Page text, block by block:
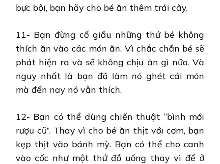
bực bội, bạn hãy cho bé ăn thêm trái cây.
11- Bạn đừng cố giấu những thứ bé không
thích ăn vào các món ăn. Vì chắc chắn bé sẽ
phát hiện ra và sẽ không chịu ăn gì nữa. Và
nguy nhất là bạn đã làm nó ghét cái món
mà đến nay nó vẫn thích.
12- Bạn có thể dùng chiến thuật “bình mới
rượu cũ”. Thay vì cho bé ăn thịt với cơm, bạn
kẹp thịt vào bánh mỳ. Bạn có thể cho canh
vào cốc như một thứ đồ uống thay vì để ở